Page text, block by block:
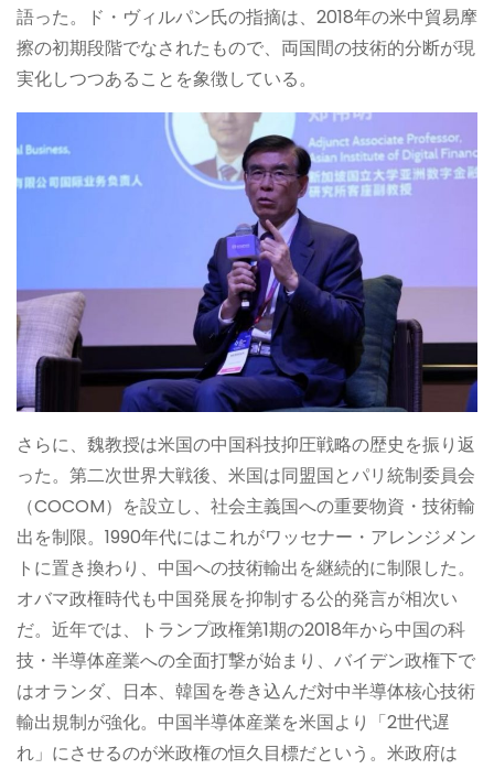
語った。ド・ヴィルパン氏の指摘は、2018年の米中貿易摩
擦の初期段階でなされたもので、両国間の技術的分断が現
実化しつつあることを象徴している。
さらに、魏教授は米国の中国科技抑圧戦略の歴史を振り返
った。第二次世界大戦後、米国は同盟国とパリ統制委員会
（COCOM）を設立し、社会主義国への重要物資・技術輸
出を制限。1990年代にはこれがワッセナー・アレンジメン
トに置き換わり、中国への技術輸出を継続的に制限した。
オバマ政権時代も中国発展を抑制する公的発言が相次い
だ。近年では、トランプ政権第1期の2018年から中国の科
技・半導体産業への全面打撃が始まり、バイデン政権下で
はオランダ、日本、韓国を巻き込んだ対中半導体核心技術
輸出規制が強化。中国半導体産業を米国より「2世代遅
れ」にさせるのが米政権の恒久目標だという。米政府は